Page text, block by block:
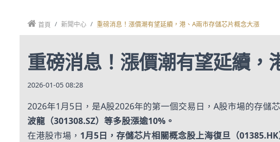
首頁 新聞中心 重磅消息！漲價潮有望延續，港、A兩市存儲芯片概念大漲
重磅消息！漲價潮有望延續
2026-01-05 08:28
2026年1月5日，是A股2026年的第一個交易日，A股市場的存儲
波龍（301308.SZ）等多股漲逾10%。
在港股市場， 1月5日，存儲芯片相關概念股上海復旦（01385.HK